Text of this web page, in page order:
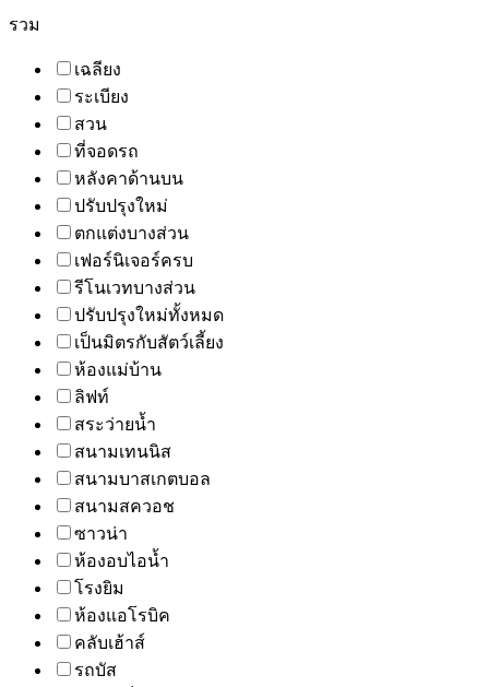
รวม
เฉลียง
ระเบียง
สวน
ที่จอดรถ
หลังคาด้านบน
ปรับปรุงใหม่
ตกแต่งบางส่วน
เฟอร์นิเจอร์ครบ
รีโนเวทบางส่วน
ปรับปรุงใหม่ทั้งหมด
เป็นมิตรกับสัตว์เลี้ยง
ห้องแม่บ้าน
ลิฟท์
สระว่ายน้ำ
สนามเทนนิส
สนามบาสเกตบอล
สนามสควอช
ซาวน่า
ห้องอบไอน้ำ
โรงยิม
ห้องแอโรบิค
คลับเฮ้าส์
รถบัส